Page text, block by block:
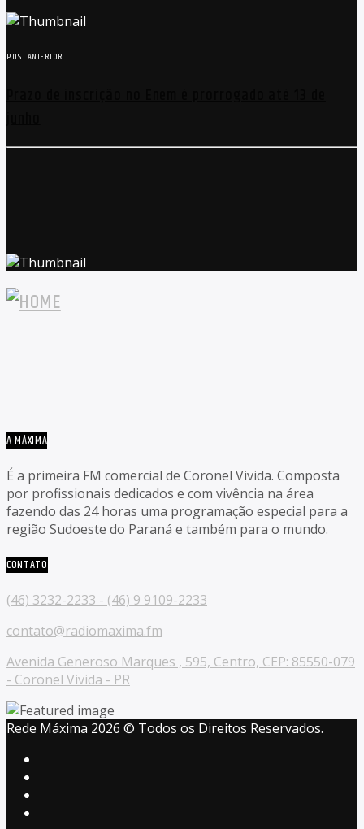
POST ANTERIOR
A MÁXIMA
É a primeira FM comercial de Coronel Vivida. Composta
por profissionais dedicados e com vivência na área
fazendo das 24 horas uma programação especial para a
região Sudoeste do Paraná e também para o mundo.
CONTATO
(46) 3232-2233 - (46) 9 9109-2233
contato@radiomaxima.fm
Avenida Generoso Marques , 595, Centro, CEP: 85550-079
- Coronel Vivida - PR
Rede Máxima 2026 © Todos os Direitos Reservados.